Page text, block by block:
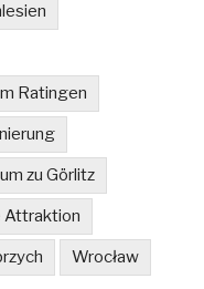
Ratingen
zu Görlitz
Attraktion
Wrocław